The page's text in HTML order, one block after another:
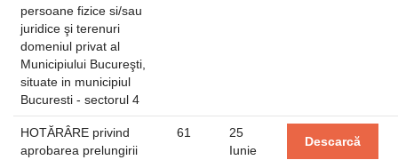
persoane fizice si/sau
juridice şi terenuri
domeniul privat al
Municipiului Bucureşti,
situate in municipiul
Bucuresti - sectorul 4
HOTĂRÂRE privind
aprobarea prelungirii
61
25
Iunie
Descarcă